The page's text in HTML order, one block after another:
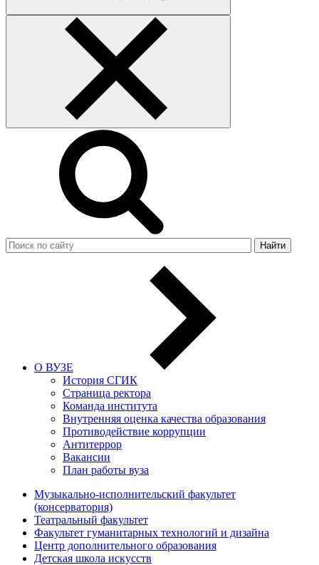
Найти
О ВУЗЕ
История СГИК
Страница ректора
Команда института
Внутренняя оценка качества образования
Противодействие коррупции
Антитеррор
Вакансии
План работы вуза
Музыкально-исполнительский факультет
(консерватория)
Театральный факультет
Факультет гуманитарных технологий и дизайна
Центр дополнительного образования
Детская школа искусств